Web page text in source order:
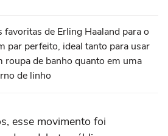
favoritas de Erling Haaland para o
par perfeito, ideal tanto para usar
roupa de banho quanto em uma
de linho
esse movimento foi